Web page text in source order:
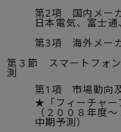
第2項 国内メーカ
日本電気、富士通
第3項 海外メー
第３節 スマートフォ
測
第1項 市場動向
★「フィーチャー
（２００８年度
中期予測）